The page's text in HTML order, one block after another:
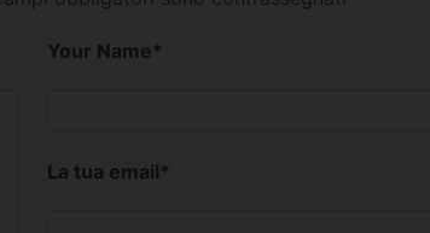
Your Name*
La tua email*